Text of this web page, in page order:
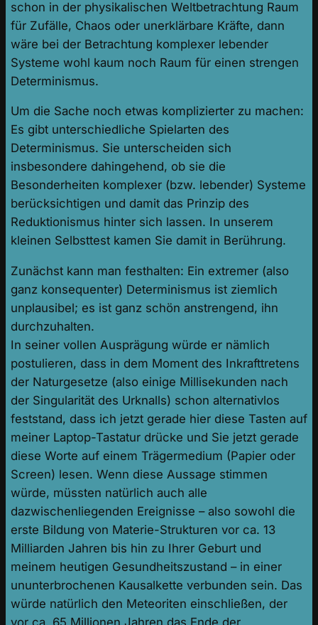
schon in der physikalischen Weltbetrachtung Raum
für Zufälle, Chaos oder unerklärbare Kräfte, dann
wäre bei der Betrachtung komplexer lebender
Systeme wohl kaum noch Raum für einen strengen
Determinismus.
Um die Sache noch etwas komplizierter zu machen:
Es gibt unterschiedliche Spielarten des
Determinismus. Sie unterscheiden sich
insbesondere dahingehend, ob sie die
Besonderheiten komplexer (bzw. lebender) Systeme
berücksichtigen und damit das Prinzip des
Reduktionismus hinter sich lassen. In unserem
kleinen Selbsttest kamen Sie damit in Berührung.
Zunächst kann man festhalten: Ein extremer (also
ganz konsequenter) Determinismus ist ziemlich
unplausibel; es ist ganz schön anstrengend, ihn
durchzuhalten.
In seiner vollen Ausprägung würde er nämlich
postulieren, dass in dem Moment des Inkrafttretens
der Naturgesetze (also einige Millisekunden nach
der Singularität des Urknalls) schon alternativlos
feststand, dass ich jetzt gerade hier diese Tasten auf
meiner Laptop-Tastatur drücke und Sie jetzt gerade
diese Worte auf einem Trägermedium (Papier oder
Screen) lesen. Wenn diese Aussage stimmen
würde, müssten natürlich auch alle
dazwischenliegenden Ereignisse – also sowohl die
erste Bildung von Materie-Strukturen vor ca. 13
Milliarden Jahren bis hin zu Ihrer Geburt und
meinem heutigen Gesundheitszustand – in einer
ununterbrochenen Kausalkette verbunden sein. Das
würde natürlich den Meteoriten einschließen, der